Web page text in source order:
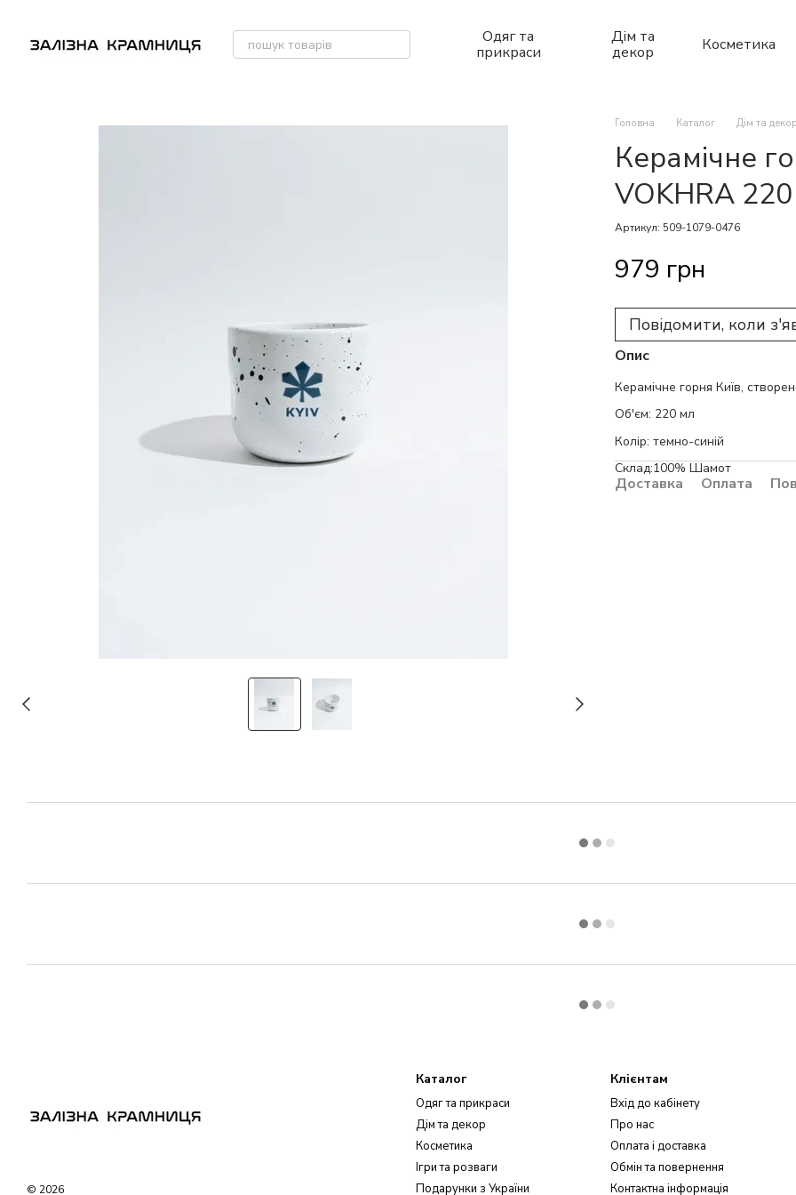
Одяг та
прикраси
Дім та
декор
Косметика
Головна Каталог Дім та декор
Керамічне
VOKHRA
Артикул: 509-1079-0476
979 грн
Повідомити, коли
Опис
Керамічне горня Київ,
Об'єм: 220 мл
Колір: темно-синій
Склад:100% Шамот
Доставка Оплата
© 2026
Каталог
Одяг та прикраси
Дім та декор
Косметика
Ігри та розваги
Подарунки з України
Клієнтам
Вхід до кабінету
Про нас
Оплата і доставка
Обмін та повернення
Контактна інформація